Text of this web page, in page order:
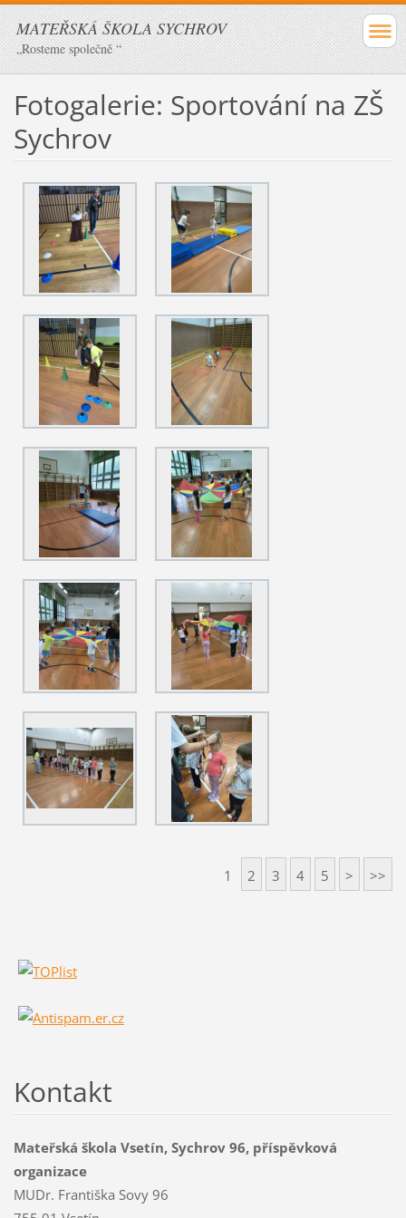
MATEŘSKÁ ŠKOLA SYCHROV
„Rosteme společně “
Fotogalerie: Sportování na ZŠ
Sychrov
1 2 3 4 5 > >>
Kontakt
Mateřská škola Vsetín, Sychrov 96, příspěvková
organizace
MUDr. Františka Sovy 96